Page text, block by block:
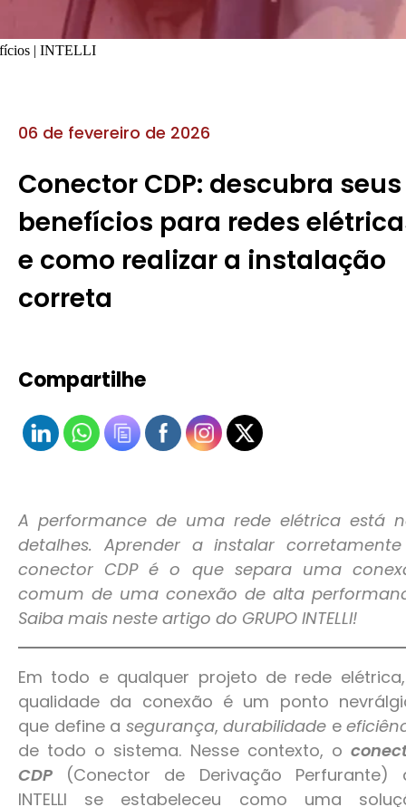
| INTELLI
06 de fevereiro de 2026
Conector CDP: descubra seus
benefícios para redes
e como realizar a instalação
correta
Compartilhe
A performance de uma rede elétrica está
detalhes. Aprender a instalar
conector CDP é o que separa uma
comum de uma conexão de alta
Saiba mais neste artigo do GRUPO INTELLI!
Em todo e qualquer projeto de rede
qualidade da conexão é um ponto
que define a segurança, durabilidade e
de todo o sistema. Nesse contexto, o
CDP (Conector de Derivação Perfurante)
INTELLI se estabeleceu como uma